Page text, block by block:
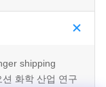
shipping
화학 산업 연구